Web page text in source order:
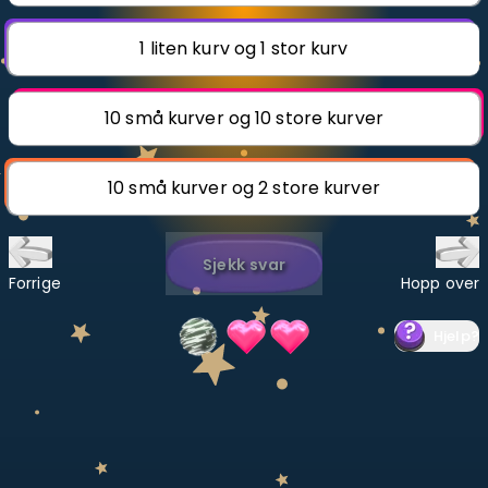
Bestill privatundervisning
Inviter en venn
Velg læreplan
1 liten kurv og 1 stor kurv
10 små kurver og 10 store kurver
10 små kurver og 2 store kurver
Forrige
Sjekk svar
Hopp over
?